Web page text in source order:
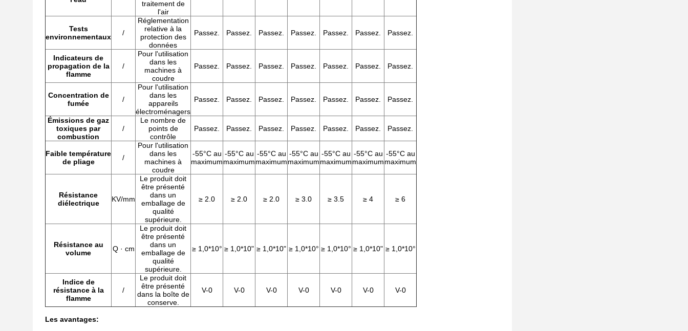
traitement de
l'air
Tests
environnementaux
/
Réglementation
relative à la
protection des
données
Passez. Passez. Passez. Passez. Passez. Passez. Passez.
Indicateurs de
propagation de la
flamme
/
Pour l'utilisation
dans les
machines à
coudre
Passez. Passez. Passez. Passez. Passez. Passez. Passez.
Concentration de
fumée
/
Pour l'utilisation
dans les
appareils
électroménagers
Passez. Passez. Passez. Passez. Passez. Passez. Passez.
Émissions de gaz
toxiques par
combustion
/
Le nombre de
points de
contrôle
Passez. Passez. Passez. Passez. Passez. Passez. Passez.
Faible température
de pliage
/
Pour l'utilisation
dans les
machines à
coudre
-55°C au
maximum
-55°C au
maximum
-55°C au
maximum
-55°C au
maximum
-55°C au
maximum
-55°C au
maximum
-55°C au
maximum
Résistance
diélectrique
KV/mm
Le produit doit
être présenté
dans un
emballage de
qualité
supérieure.
≥ 2.0 ≥ 2.0 ≥ 2.0 ≥ 3.0 ≥ 3.5 ≥ 4 ≥ 6
Résistance au
volume
Q · cm
Le produit doit
être présenté
dans un
emballage de
qualité
supérieure.
≥ 1,0*10° ≥ 1,0*10" ≥ 1,0*10" ≥ 1,0*10° ≥ 1,0*10° ≥ 1,0*10" ≥ 1,0*10°
Indice de
résistance à la
flamme
/
Le produit doit
être présenté
dans la boîte de
conserve.
V-0 V-0 V-0 V-0 V-0 V-0 V-0
Les avantages: